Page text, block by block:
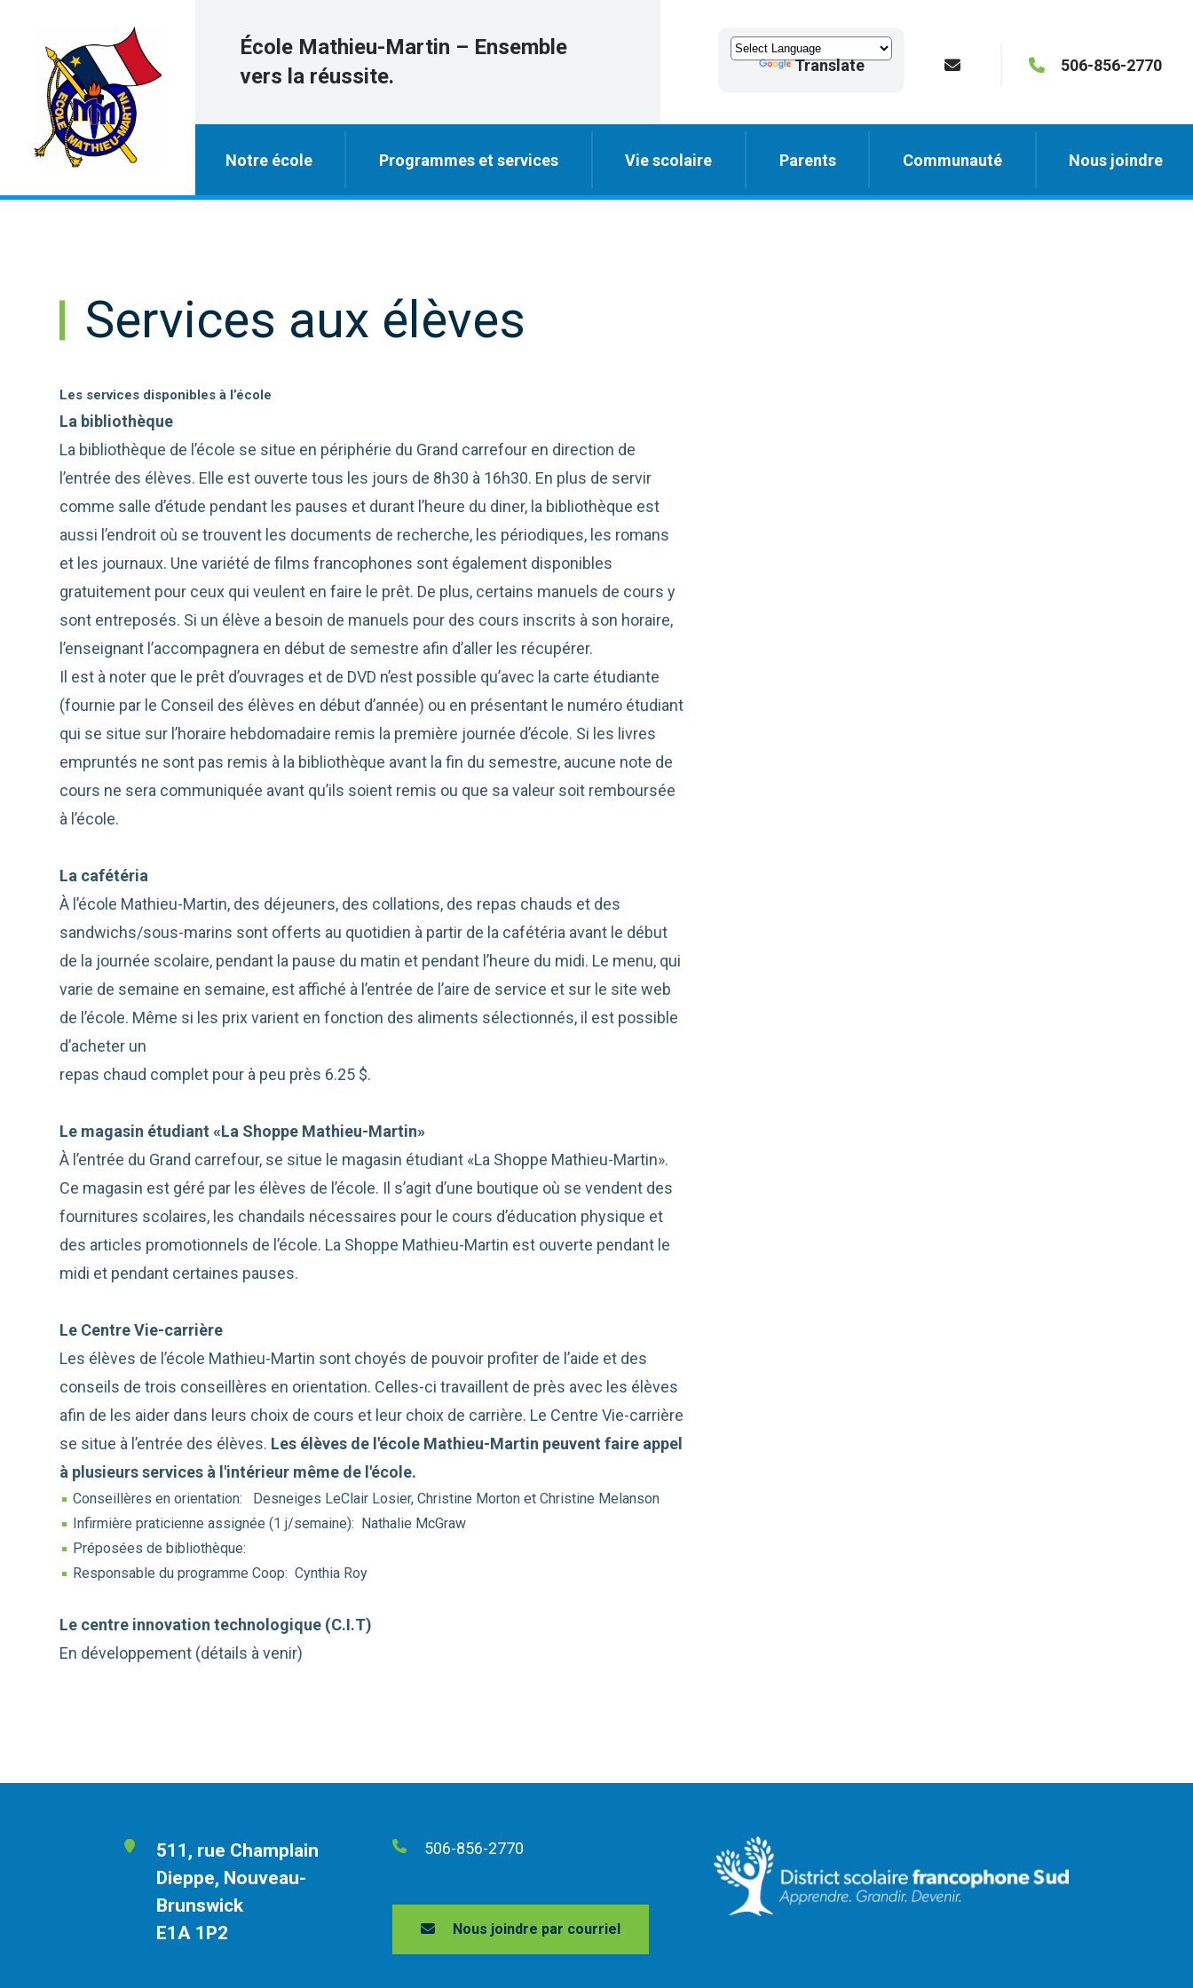
École Mathieu-Martin – Ensemble
vers la réussite.
Translate 506-856-2770
Notre école Programmes et services Vie scolaire Parents Communauté Nous joindre
Services aux élèves
Les services disponibles à l’école
La bibliothèque
La bibliothèque de l’école se situe en périphérie du Grand carrefour en direction de
l’entrée des élèves. Elle est ouverte tous les jours de 8h30 à 16h30. En plus de servir
comme salle d’étude pendant les pauses et durant l’heure du diner, la bibliothèque est
aussi l’endroit où se trouvent les documents de recherche, les périodiques, les romans
et les journaux. Une variété de films francophones sont également disponibles
gratuitement pour ceux qui veulent en faire le prêt. De plus, certains manuels de cours y
sont entreposés. Si un élève a besoin de manuels pour des cours inscrits à son horaire,
l’enseignant l’accompagnera en début de semestre afin d’aller les récupérer.
Il est à noter que le prêt d’ouvrages et de DVD n’est possible qu’avec la carte étudiante
(fournie par le Conseil des élèves en début d’année) ou en présentant le numéro étudiant
qui se situe sur l’horaire hebdomadaire remis la première journée d’école. Si les livres
empruntés ne sont pas remis à la bibliothèque avant la fin du semestre, aucune note de
cours ne sera communiquée avant qu’ils soient remis ou que sa valeur soit remboursée
à l’école.
La cafétéria
À l’école Mathieu-Martin, des déjeuners, des collations, des repas chauds et des
sandwichs/sous-marins sont offerts au quotidien à partir de la cafétéria avant le début
de la journée scolaire, pendant la pause du matin et pendant l’heure du midi. Le menu, qui
varie de semaine en semaine, est affiché à l’entrée de l’aire de service et sur le site web
de l’école. Même si les prix varient en fonction des aliments sélectionnés, il est possible
d’acheter un
repas chaud complet pour à peu près 6.25 $.
Le magasin étudiant «La Shoppe Mathieu-Martin»
À l’entrée du Grand carrefour, se situe le magasin étudiant «La Shoppe Mathieu-Martin».
Ce magasin est géré par les élèves de l’école. Il s’agit d’une boutique où se vendent des
fournitures scolaires, les chandails nécessaires pour le cours d’éducation physique et
des articles promotionnels de l’école. La Shoppe Mathieu-Martin est ouverte pendant le
midi et pendant certaines pauses.
Le Centre Vie-carrière
Les élèves de l’école Mathieu-Martin sont choyés de pouvoir profiter de l’aide et des
conseils de trois conseillères en orientation. Celles-ci travaillent de près avec les élèves
afin de les aider dans leurs choix de cours et leur choix de carrière. Le Centre Vie-carrière
se situe à l’entrée des élèves. Les élèves de l'école Mathieu-Martin peuvent faire appel
à plusieurs services à l'intérieur même de l'école.
Conseillères en orientation: Desneiges LeClair Losier, Christine Morton et Christine Melanson
Infirmière praticienne assignée (1 j/semaine): Nathalie McGraw
Préposées de bibliothèque:
Responsable du programme Coop: Cynthia Roy
Le centre innovation technologique (C.I.T)
En développement (détails à venir)
511, rue Champlain
Dieppe, Nouveau-
Brunswick
E1A 1P2
506-856-2770
Nous joindre par courriel